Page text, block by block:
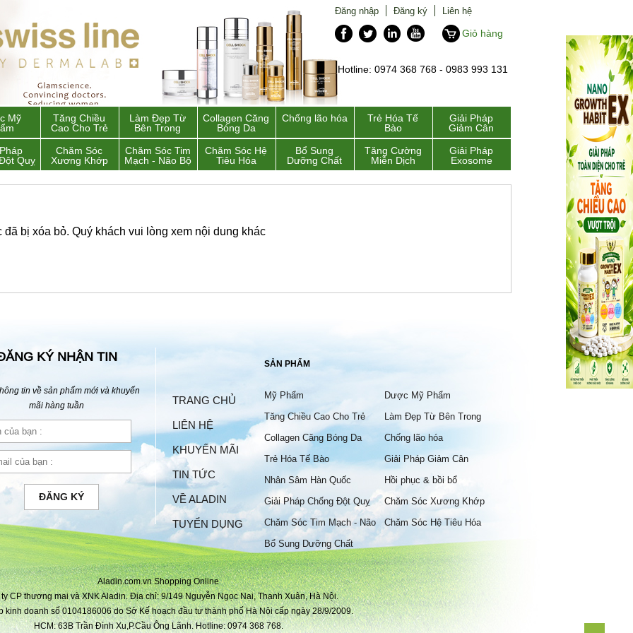
Đăng nhập Đăng ký
Liên hệ
Giỏ hàng
Hotline: 0974 368 768 - 0983 993 131
Mỹ
Tăng Chiều
Cao Cho Trẻ
Làm Đẹp Từ
Bên Trong
Collagen Căng
Bóng Da
Chống lão hóa
Trẻ Hóa Tế
Bào
Giải Pháp
Giảm Cân
Quỵ
Chăm Sóc
Xương Khớp
Chăm Sóc Tim
Mạch - Não Bộ
Chăm Sóc Hệ
Tiêu Hóa
Bổ Sung
Dưỡng Chất
Tăng Cường
Miễn Dịch
Giải Pháp
Exosome
bị xóa bỏ. Quý khách vui lòng xem nội dung khác
KÝ NHẬN TIN
tin về sản phẩm mới và khuyến
mãi hàng tuần
ĐĂNG KÝ
TRANG CHỦ
LIÊN HỆ
KHUYẾN MÃI
TIN TỨC
VỀ ALADIN
TUYỂN DỤNG
SẢN PHẨM
Mỹ Phẩm
Dược Mỹ Phẩm
Tăng Chiều Cao Cho Trẻ
Làm Đẹp Từ Bên Trong
Collagen Căng Bóng Da
Chống lão hóa
Trẻ Hóa Tế Bào
Giải Pháp Giảm Cân
Nhân Sâm Hàn Quốc
Hồi phục & bồi bổ
Giải Pháp Chống Đột Quỵ
Chăm Sóc Xương Khớp
Chăm Sóc Tim Mạch - Não
Bộ
Chăm Sóc Hệ Tiêu Hóa
Bổ Sung Dưỡng Chất
Aladin.com.vn Shopping Online
CP thương mại và XNK Aladin. Địa chỉ: 9/149 Nguyễn Ngọc Nại, Thanh Xuân, Hà Nội.
kinh doanh số 0104186006 do Sở Kế hoạch đầu tư thành phố Hà Nội cấp ngày 28/9/2009.
HCM: 63B Trần Đình Xu,P.Cầu Ông Lãnh. Hotline: 0974 368 768.